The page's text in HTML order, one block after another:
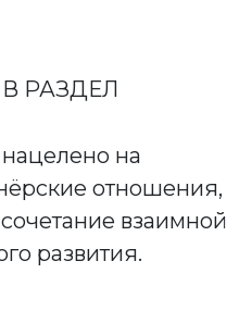
РАЗДЕЛ
на
отношения,
взаимной
развития.